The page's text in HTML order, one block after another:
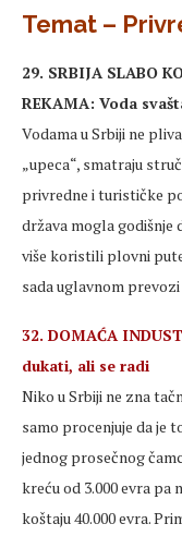
Temat –
29. SRBIJA SLABO
REKAMA: Voda
Vodama u Srbiji ne
„upeca“, smatraju
privredne i turističke
država mogla godišnje
više koristili plovni
sada uglavnom
32. DOMAĆA
dukati, ali se radi
Niko u Srbiji ne zna
samo procenjuje da je
jednog prosečnog
kreću od 3.000 evra pa
koštaju 40.000 evra.